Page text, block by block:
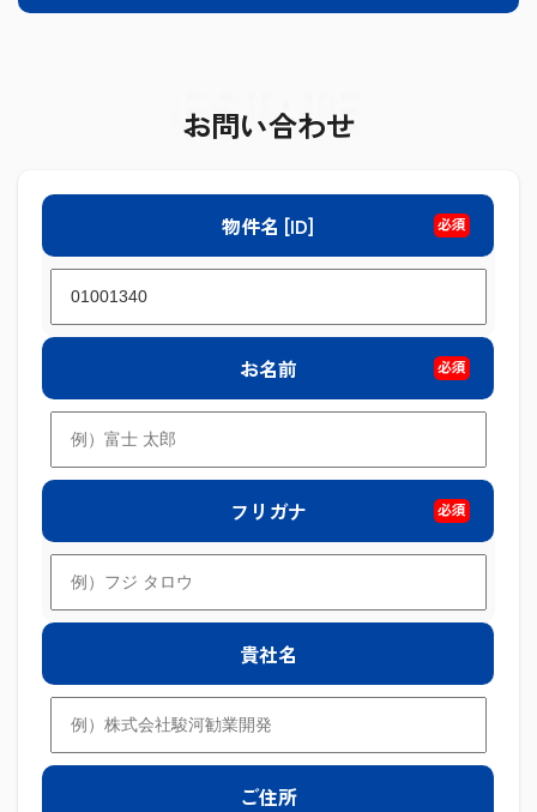
ESTATE
お問い合わせ
物件名 [ID] 必須
お名前 必須
フリガナ 必須
貴社名
ご住所